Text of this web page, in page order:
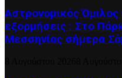
Αστρονομικός
εξορμήσεις : Στο
Μεσσηνίας σήμερα